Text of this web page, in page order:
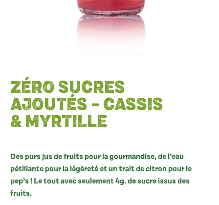
ZÉRO SUCRES
AJOUTÉS – CASSIS
& MYRTILLE
Des purs jus de fruits pour la gourmandise, de l’eau
pétillante pour la légèreté et un trait de citron pour le
pep’s ! Le tout avec seulement 4g. de sucre issus des
fruits.